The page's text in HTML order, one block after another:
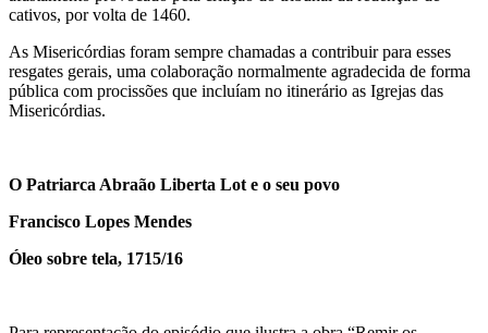
cativos, por volta de 1460.
As Misericórdias foram sempre chamadas a contribuir para esses
resgates gerais, uma colaboração normalmente agradecida de forma
pública com procissões que incluíam no itinerário as Igrejas das
Misericórdias.
O Patriarca Abraão Liberta Lot e o seu povo
Francisco Lopes Mendes
Óleo sobre tela, 1715/16